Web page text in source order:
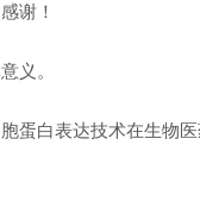
谢！
义。
蛋白表达技术在生物